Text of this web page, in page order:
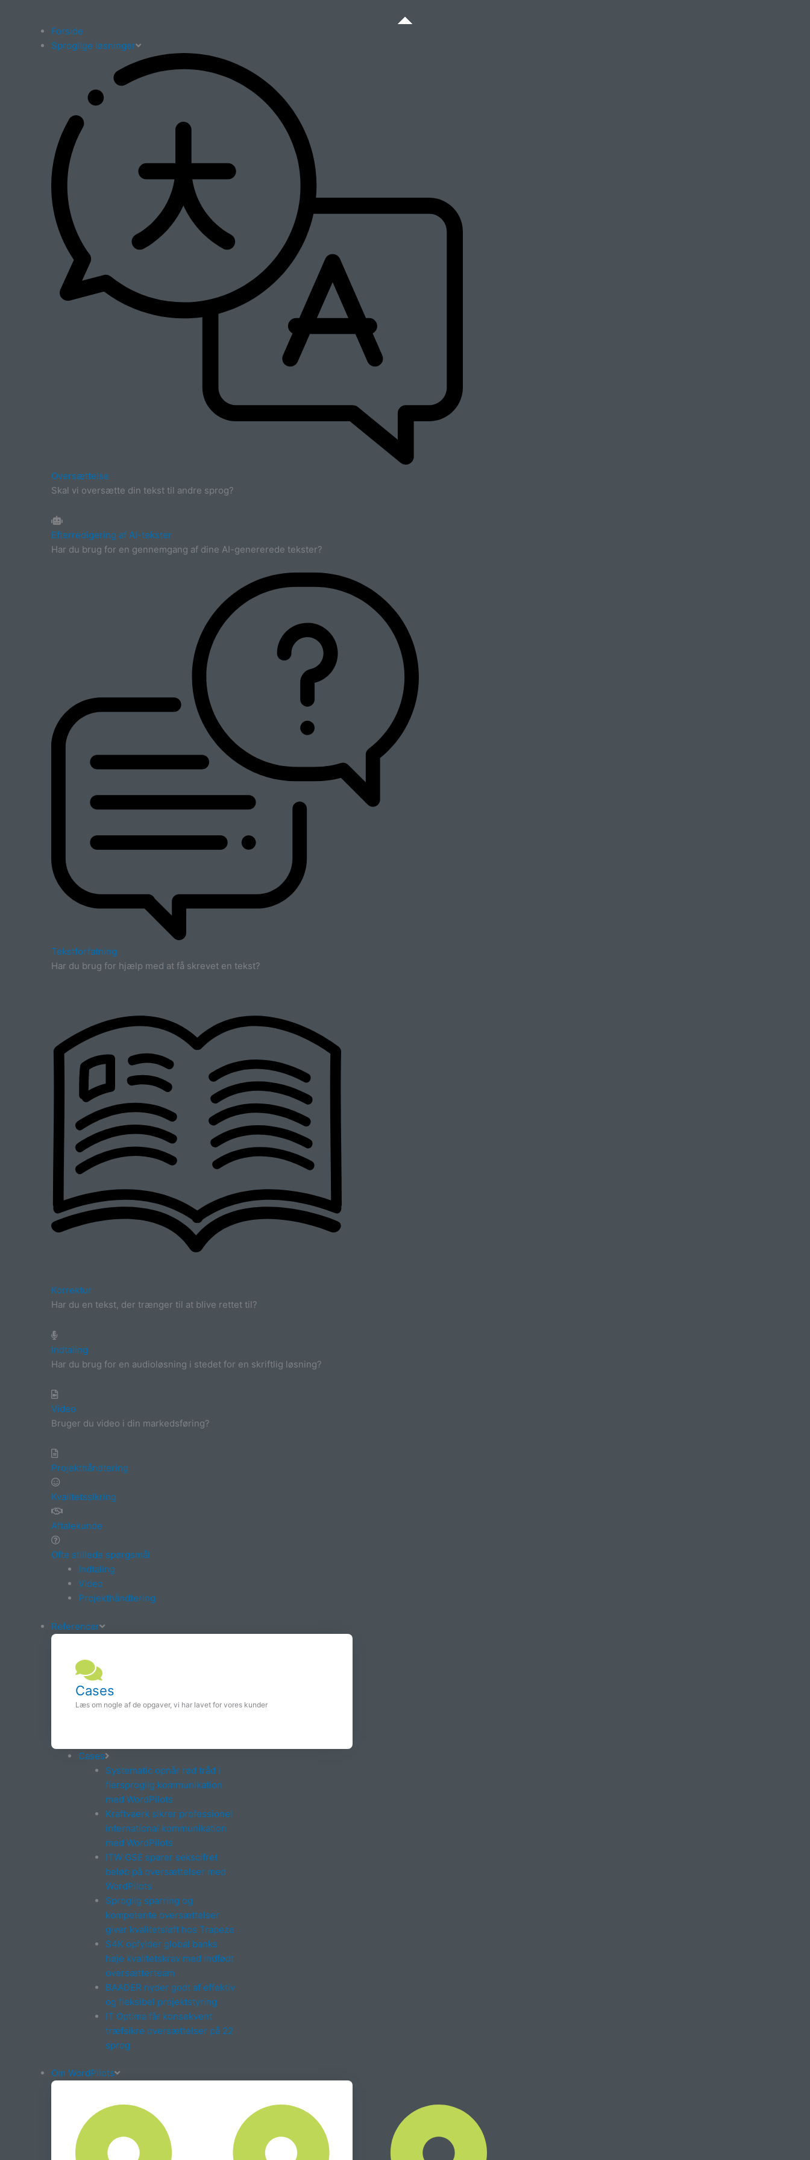
Forside
Sproglige løsninger
Oversættelse
Skal vi oversætte din tekst til andre sprog?
Efterredigering af AI-tekster
Har du brug for en gennemgang af dine AI-genererede tekster?
Tekstforfatning
Har du brug for hjælp med at få skrevet en tekst?
Korrektur
Har du en tekst, der trænger til at blive rettet til?
Indtaling
Har du brug for en audioløsning i stedet for en skriftlig løsning?
Video
Bruger du video i din markedsføring?
Projekthåndtering
Kvalitetssikring
Aftalekunde
Ofte stillede spørgsmål
Indtaling
Video
Projekthåndtering
Referencer
Cases
Læs om nogle af de opgaver, vi har lavet for vores kunder
Cases
Systematic opnår rød tråd i
flersproglig kommunikation
med WordPilots
Kraftvaerk sikrer professionel
international kommunikation
med WordPilots
ITW GSE sparer sekscifret
beløb på oversættelser med
WordPilots
Sproglig sparring og
kompetente oversættelser
giver kvalitetsløft hos Trapeze
S4K opfylder global banks
høje kvalitetskrav med indfødt
oversætterteam
BAADER nyder godt af effektiv
og fleksibel projektstyring
IT Optima får konsekvent
træfsikre oversættelser på 22
sprog
Om WordPilots